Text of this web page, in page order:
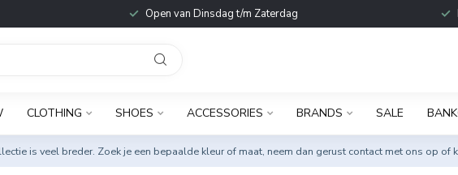
Open van Dinsdag t/m Zaterdag
CLOTHING SHOES ACCESSORIES BRANDS SALE
is veel breder. Zoek je een bepaalde kleur of maat, neem dan gerust contact met ons op of